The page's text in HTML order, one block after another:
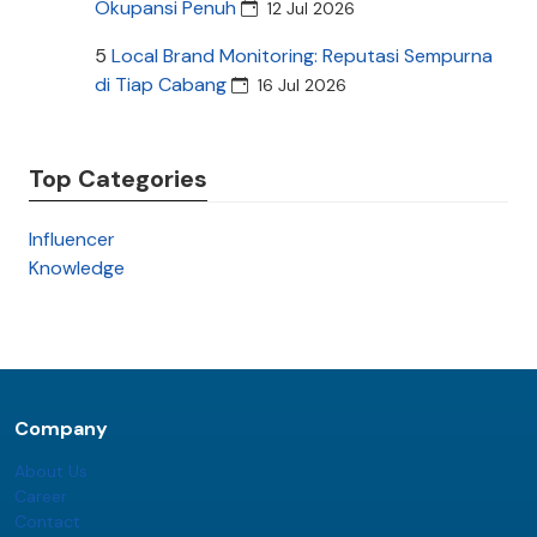
Okupansi Penuh 12 Jul 2026
5 Local Brand Monitoring: Reputasi Sempurna
di Tiap Cabang
16 Jul 2026
Top Categories
Influencer
Knowledge
Company
About Us
Career
Contact